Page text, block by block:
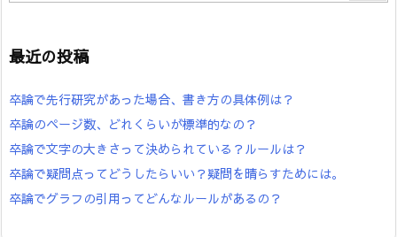
最近の投稿
卒論で先行研究があった場合、書き方の具体例は？
卒論のページ数、どれくらいが標準的なの？
卒論で文字の大きさって決められている？ルールは？
卒論で疑問点ってどうしたらいい？疑問を晴らすためには。
卒論でグラフの引用ってどんなルールがあるの？